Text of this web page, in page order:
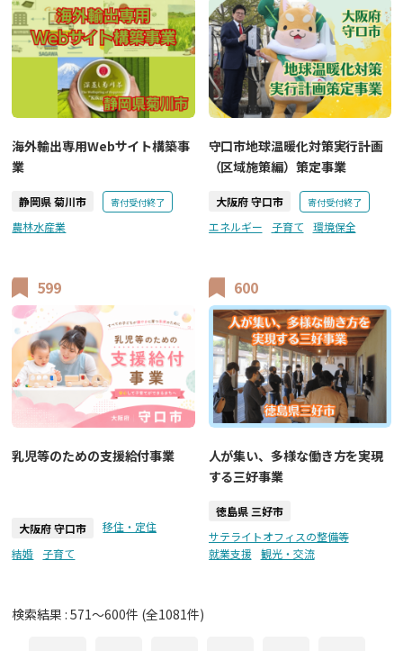
海外輸出専用Webサイト構築事
業
静岡県 菊川市 寄付受付終了
農林水産業
守口市地球温暖化対策実行計画
（区域施策編）策定事業
大阪府 守口市 寄付受付終了
エネルギー 子育て 環境保全
599
乳児等のための支援給付事業
大阪府 守口市
移住・定住
結婚
子育て
600
人が集い、多様な働き方を実現
する三好事業
徳島県 三好市
サテライトオフィスの整備等
就業支援
観光・交流
検索結果 :571～600件 (全1081件)